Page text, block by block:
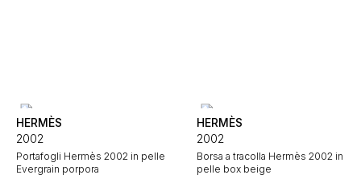
HERMÈS
2002
Portafogli Hermès 2002 in pelle
Evergrain porpora
HERMÈS
2002
Borsa a tracolla Hermès 2002 in
pelle box beige